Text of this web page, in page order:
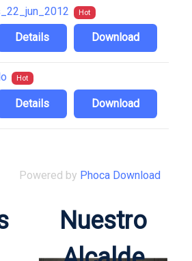
Hot
Download
Details
Hot
Download
Details
Powered by Phoca Download
Nuestro